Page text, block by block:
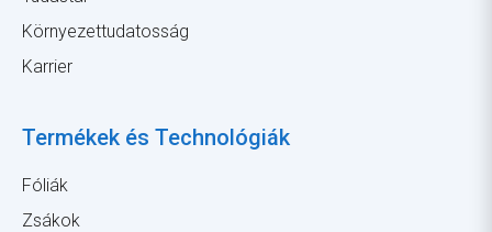
Környezettudatosság
Karrier
Termékek és Technológiák
Fóliák
Zsákok